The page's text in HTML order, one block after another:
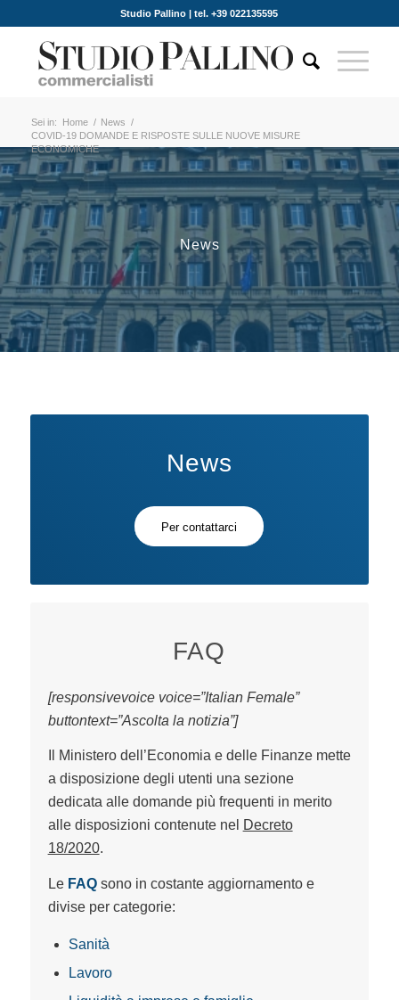
Studio Pallino | tel. +39 022135595
Sei in: Home / News /
COVID-19 DOMANDE E RISPOSTE SULLE NUOVE MISURE
ECONOMICHE
News
News
Per contattarci
FAQ
[responsivevoice voice=”Italian Female”
buttontext=”Ascolta la notizia”]
Il Ministero dell’Economia e delle Finanze mette
a disposizione degli utenti una sezione
dedicata alle domande più frequenti in merito
alle disposizioni contenute nel Decreto
18/2020.
Le FAQ sono in costante aggiornamento e
divise per categorie:
Sanità
Lavoro